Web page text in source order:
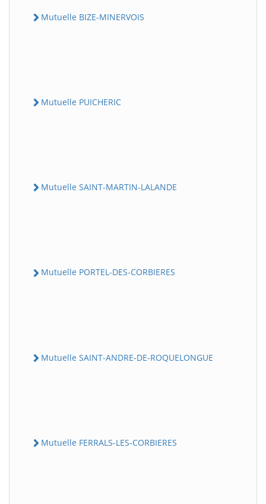
Mutuelle BIZE-MINERVOIS
Mutuelle PUICHERIC
Mutuelle SAINT-MARTIN-LALANDE
Mutuelle PORTEL-DES-CORBIERES
Mutuelle SAINT-ANDRE-DE-ROQUELONGUE
Mutuelle FERRALS-LES-CORBIERES